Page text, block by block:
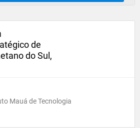
de
do Sul,
Mauá de Tecnologia